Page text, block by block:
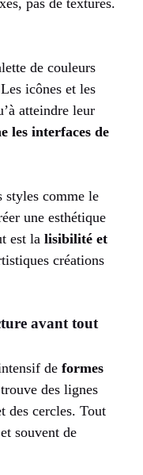
pas de textures.
de couleurs
icônes et les
atteindre leur
les interfaces de
styles comme le
une esthétique
est la lisibilité et
créations
avant tout
de formes
des lignes
des cercles. Tout
souvent de